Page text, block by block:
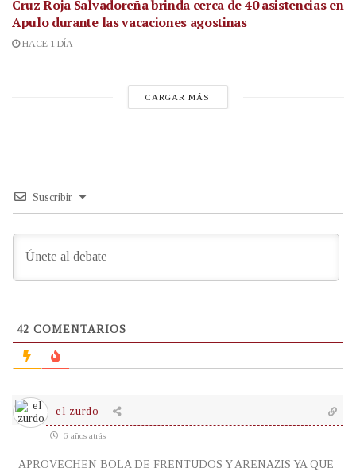
Cruz Roja Salvadoreña brinda cerca de 40 asistencias en
Apulo durante las vacaciones agostinas
HACE 1 DÍA
CARGAR MÁS
Suscribir
42 COMENTARIOS
el zurdo
6 años atrás
APROVECHEN BOLA DE FRENTUDOS Y ARENAZIS YA QUE